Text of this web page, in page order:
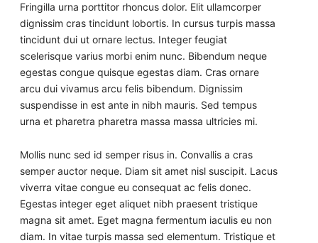
Fringilla urna porttitor rhoncus dolor. Elit ullamcorper
dignissim cras tincidunt lobortis. In cursus turpis massa
tincidunt dui ut ornare lectus. Integer feugiat
scelerisque varius morbi enim nunc. Bibendum neque
egestas congue quisque egestas diam. Cras ornare
arcu dui vivamus arcu felis bibendum. Dignissim
suspendisse in est ante in nibh mauris. Sed tempus
urna et pharetra pharetra massa massa ultricies mi.
Mollis nunc sed id semper risus in. Convallis a cras
semper auctor neque. Diam sit amet nisl suscipit. Lacus
viverra vitae congue eu consequat ac felis donec.
Egestas integer eget aliquet nibh praesent tristique
magna sit amet. Eget magna fermentum iaculis eu non
diam. In vitae turpis massa sed elementum. Tristique et